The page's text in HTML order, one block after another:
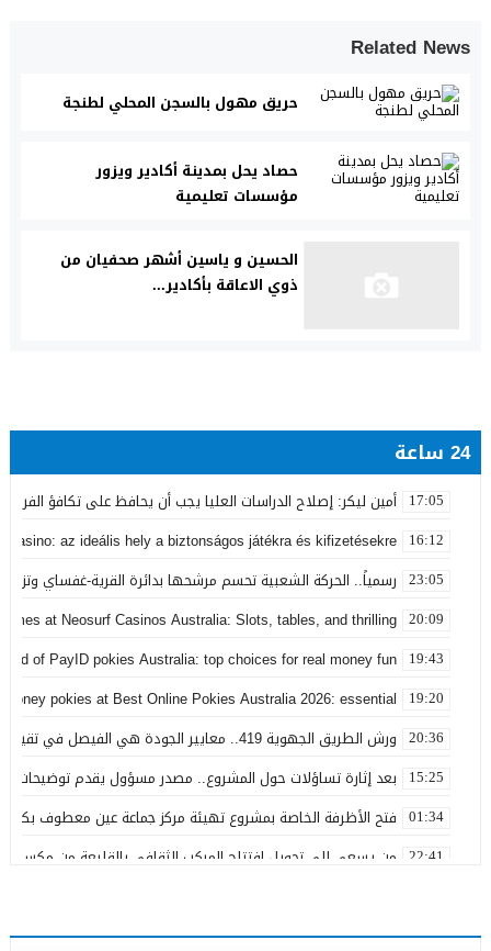
Related News
حريق مهول بالسجن المحلي لطنجة
حصاد يحل بمدينة أكادير ويزور
مؤسسات تعليمية
الحسين و ياسين أشهر صحفيان من
ذوي الاعاقة بأكادير...
24 ساعة
17:05 أمين ليكر: إصلاح الدراسات العليا يجب أن يحافظ على تكافؤ الفرص
16:12
Casino: az ideális hely a biztonságos játékra és kifizetésekre
23:05 رسمياً.. الحركة الشعبية تحسم مرشحها بدائرة القرية-غفساي
20:09
at Neosurf Casinos Australia: Slots, tables, and thrilling
19:43
of PayID pokies Australia: top choices for real money fun
19:20
pokies at Best Online Pokies Australia 2026: essential
20:36 ورش الطريق الجهوية 419.. معايير الجودة هي الفيصل في تقييم مشاريع البنية التحتية
15:25 بعد إثارة تساؤلات حول المشروع.. مصدر مسؤول يقدم توضيحات
01:34 فتح الأظرفة الخاصة بمشروع تهيئة مركز جماعة عين معطوف بكلفة تناهز 22.86
22:41 من يسعى إلى تحويل افتتاح المركب الثقافي بالقليعة من مكسب
23:45 بعد سنوات من الفرار.. توقيف “التاوناتي” في ملف “إسكوبار